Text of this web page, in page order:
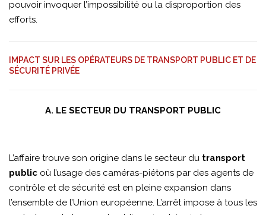
pouvoir invoquer l’impossibilité ou la disproportion des
efforts.
IMPACT SUR LES OPÉRATEURS DE TRANSPORT PUBLIC ET DE
SÉCURITÉ PRIVÉE
A. LE SECTEUR DU TRANSPORT PUBLIC
L’affaire trouve son origine dans le secteur du transport
public où l’usage des caméras-piétons par des agents de
contrôle et de sécurité est en pleine expansion dans
l’ensemble de l’Union européenne. L’arrêt impose à tous les